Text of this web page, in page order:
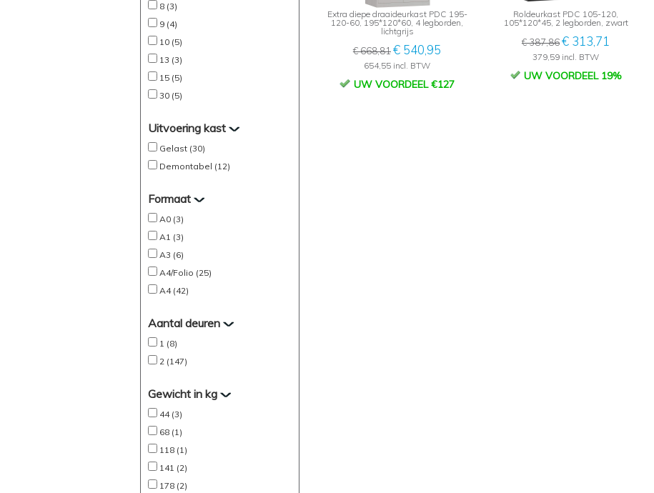
8 (3)
9 (4)
10 (5)
13 (3)
15 (5)
30 (5)
Uitvoering kast
Gelast (30)
Demontabel (12)
Formaat
A0 (3)
A1 (3)
A3 (6)
A4/Folio (25)
A4 (42)
Aantal deuren
1 (8)
2 (147)
Gewicht in kg
44 (3)
68 (1)
118 (1)
141 (2)
178 (2)
Extra diepe draaideurkast PDC 195-
120-60, 195*120*60, 4 legborden,
lichtgrijs
€ 668,81€ 540,95
654,55 incl. BTW
UW VOORDEEL €127
Roldeurkast PDC 105-120,
105*120*45, 2 legborden, zwart
€ 387,86€ 313,71
379,59 incl. BTW
UW VOORDEEL 19%